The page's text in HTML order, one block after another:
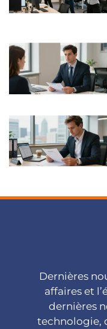
Dernières
affaires et
dernières
technologie,